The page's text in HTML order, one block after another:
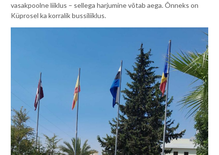
vasakpoolne liiklus – sellega harjumine võtab aega. Õnneks on
Küprosel ka korralik bussiliiklus.